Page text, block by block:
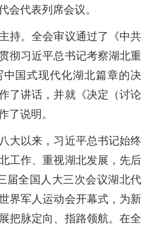
会代表列席会议。
持。全会审议通过了《中共
彻习近平总书记考察湖北重
国式现代化湖北篇章的决
了讲话，并就《决定（讨论
了说明。
大以来，习近平总书记始终
工作、重视湖北发展，先后
届全国人大三次会议湖北代
界军人运动会开幕式，为新
把脉定向、指路领航。在全